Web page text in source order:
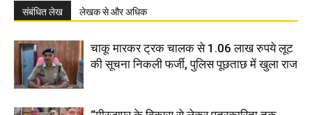
संबंधित लेख लेखक से और अधिक
चाकू मारकर ट्रक चालक से 1.06 लाख रुपये लूट
की सूचना निकली फर्जी, पुलिस पूछताछ में खुला राज